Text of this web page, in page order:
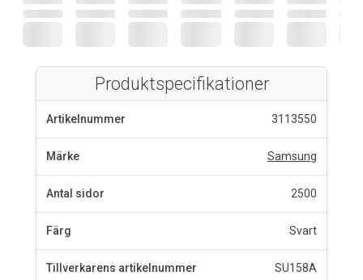
Produktspecifikationer
Artikelnummer 3113550
Märke Samsung
Antal sidor 2500
Färg Svart
Tillverkarens artikelnummer SU158A